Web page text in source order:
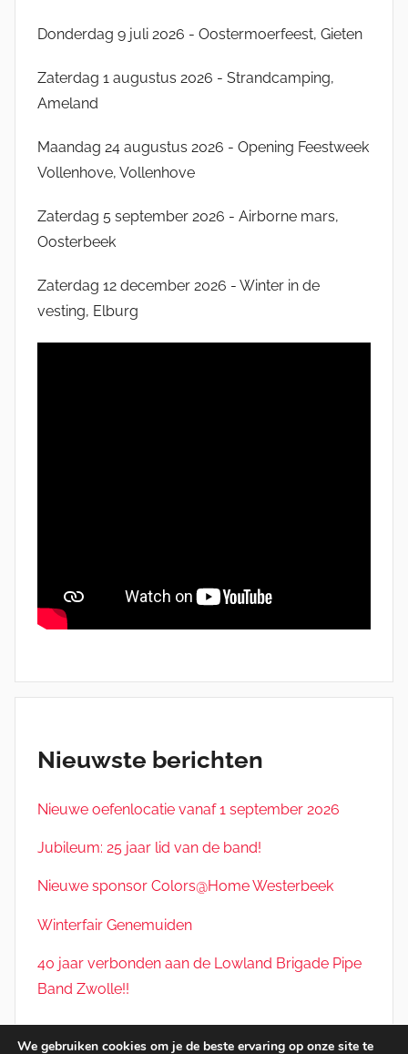
Donderdag 9 juli 2026 - Oostermoerfeest, Gieten
Zaterdag 1 augustus 2026 - Strandcamping,
Ameland
Maandag 24 augustus 2026 - Opening Feestweek
Vollenhove, Vollenhove
Zaterdag 5 september 2026 - Airborne mars,
Oosterbeek
Zaterdag 12 december 2026 - Winter in de
vesting, Elburg
Nieuwste berichten
Nieuwe oefenlocatie vanaf 1 september 2026
Jubileum: 25 jaar lid van de band!
Nieuwe sponsor Colors@Home Westerbeek
Winterfair Genemuiden
40 jaar verbonden aan de Lowland Brigade Pipe
Band Zwolle!!
We gebruiken cookies om je de beste ervaring op onze site te